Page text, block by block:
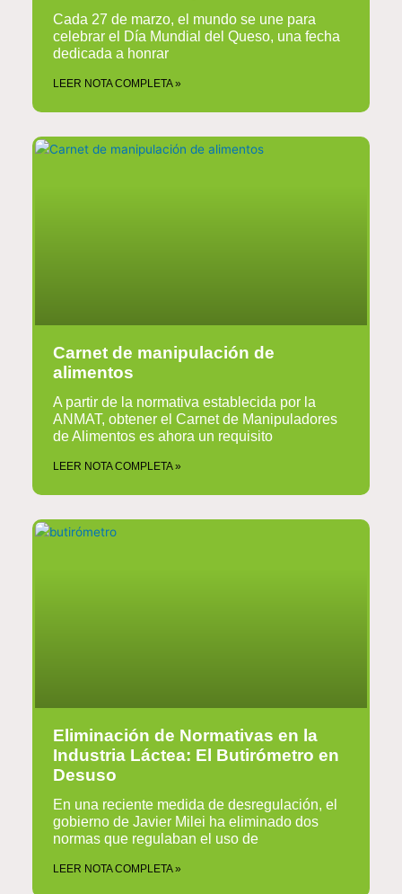
Cada 27 de marzo, el mundo se une para
celebrar el Día Mundial del Queso, una fecha
dedicada a honrar
LEER NOTA COMPLETA »
Carnet de manipulación de
alimentos
A partir de la normativa establecida por la
ANMAT, obtener el Carnet de Manipuladores
de Alimentos es ahora un requisito
LEER NOTA COMPLETA »
Eliminación de Normativas en la
Industria Láctea: El Butirómetro en
Desuso
En una reciente medida de desregulación, el
gobierno de Javier Milei ha eliminado dos
normas que regulaban el uso de
LEER NOTA COMPLETA »